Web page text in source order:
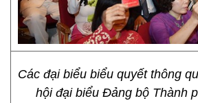
Các đại biểu biểu quyết thông
hội đại biểu Đảng bộ Thành